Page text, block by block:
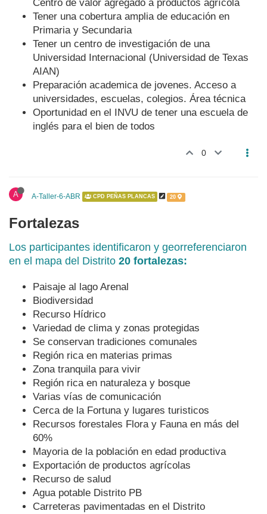
Centro de valor agregado a productos agrícola
Tener una cobertura amplia de educación en
Primaria y Secundaria
Tener un centro de investigación de una
Universidad Internacional (Universidad de Texas
AIAN)
Preparación academica de jovenes. Acceso a
universidades, escuelas, colegios. Área técnica
Oportunidad en el INVU de tener una escuela de
inglés para el bien de todos
0
A A-Taller-6-ABR CPD PEÑAS PLANCAS 20
Fortalezas
Los participantes identificaron y georreferenciaron
en el mapa del Distrito 20 fortalezas:
Paisaje al lago Arenal
Biodiversidad
Recurso Hídrico
Variedad de clima y zonas protegidas
Se conservan tradiciones comunales
Región rica en materias primas
Zona tranquila para vivir
Región rica en naturaleza y bosque
Varias vías de comunicación
Cerca de la Fortuna y lugares turisticos
Recursos forestales Flora y Fauna en más del
60%
Mayoria de la población en edad productiva
Exportación de productos agrícolas
Recurso de salud
Agua potable Distrito PB
Carreteras pavimentadas en el Distrito